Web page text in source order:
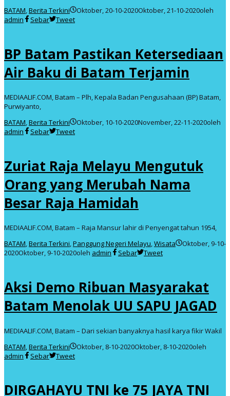
BATAM,Berita Terkini Oktober, 20-10-2020Oktober, 21-10-2020oleh
admin
Sebar Tweet
BP Batam Pastikan Ketersediaan
Air Baku di Batam Terjamin
MEDIAALIF.COM, Batam – Plh, Kepala Badan Pengusahaan (BP) Batam,
Purwiyanto,
BATAM,Berita Terkini Oktober, 10-10-2020November, 22-11-2020oleh
admin
Sebar Tweet
Zuriat Raja Melayu Mengutuk
Orang yang Merubah Nama
Besar Raja Hamidah
MEDIAALIF.COM, Batam – Raja Mansur lahir di Penyengat tahun 1954,
BATAM,Berita Terkini,Panggung Negeri Melayu,Wisata
Oktober, 9-10-
2020Oktober, 9-10-2020oleh admin Sebar Tweet
Aksi Demo Ribuan Masyarakat
Batam Menolak UU SAPU JAGAD
MEDIAALIF.COM, Batam – Dari sekian banyaknya hasil karya fikir Wakil
BATAM Berita Terkini Oktober, 8-10-2020Oktober, 8-10-2020oleh
admin
Sebar Tweet
DIRGAHAYU TNI ke 75 JAYA TNI